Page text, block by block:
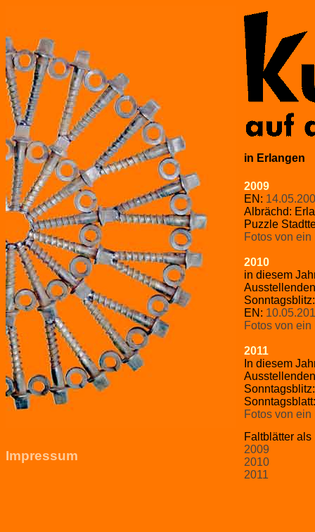
in Erlangen
2009
EN:
Albrächd:
Puzzle
Fotos von
2010
in diesem
Sonntagsblitz:
EN:
Fotos von
2011
In diesem
Fotos von
Impressum
Faltblätter als
2009
2010
2011